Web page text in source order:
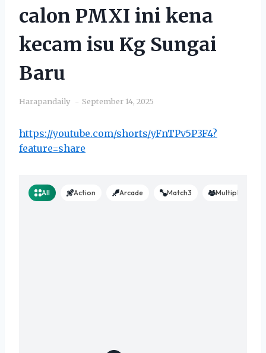
calon PMXI ini kena
kecam isu Kg Sungai
Baru
Harapandaily September 14, 2025
https://youtube.com/shorts/yFnTPv5P3F4?
feature=share